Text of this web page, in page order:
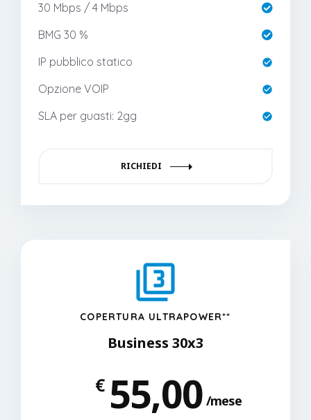
30 Mbps / 4 Mbps
BMG 30 %
IP pubblico statico
Opzione VOIP
SLA per guasti: 2gg
RICHIEDI
COPERTURA ULTRAPOWER**
Business 30x3
55,00
€
mese